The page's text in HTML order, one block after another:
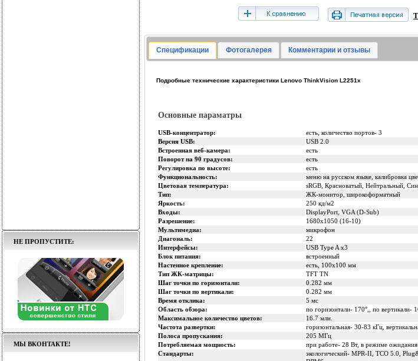
НЕ ПРОПУСТИТЕ:
МЫ ВКОНТАКТЕ!
Спецификации Фотогалерея Комментарии и отзывы
Подробные технические характеристики Lenovo ThinkVision L2251x
Основные параматры
USB-концентратор:
есть, количество портов- 3
Версия USB:
USB 2.0
Встроенная веб-камера:
есть
Поворот на 90 градусов:
есть
Регулировка по высоте:
есть
Функциональность:
меню на русском языке, калибровка
Цветовая температура:
sRGB, Красноватый, Нейтральный,
Тип:
ЖК-монитор, широкоформатный
Яркость:
250 кд/м2
Входы:
DisplayPort, VGA (D-Sub)
Разрешение:
1680x1050 (16-10)
Мультимедиа:
микрофон
Диагональ:
22
Интерфейсы:
USB Type A x3
Блок питания:
встроенный
Настенное крепление:
есть, 100x100 мм
Тип ЖК-матрицы:
TFT TN
Шаг точки по горизонтали:
0.282 мм
Шаг точки по вертикали:
0.282 мм
Время отклика:
5 мс
Область обзора:
по горизонтали- 170°,, по вертикали-
Максимальное количество цветов:
16.7 млн.
Частота развертки:
горизонтальная- 30-83 кГц,
Полоса пропускания:
205 МГц
Потребляемая мощность:
при работе- 28 Вт, в режиме
Стандарты:
экологический- MPR-II, TCO 5.0,